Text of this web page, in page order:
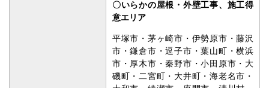
〇いらかの屋根・外壁工事、施工得
意エリア
平塚市・茅ヶ崎市・伊勢原市・藤沢
市・鎌倉市・逗子市・葉山町・横浜
市・厚木市・秦野市・小田原市・大
磯町・二宮町・大井町・海老名市・